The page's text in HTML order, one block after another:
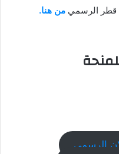
قطر الرسمي من هنا.
الرسمي